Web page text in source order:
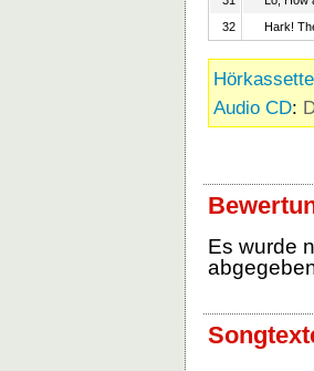
32
Hark!
Hörkassette
Audio CD:
Es wurde